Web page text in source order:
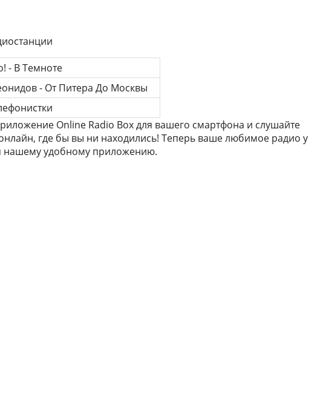
- В Темноте
- От Питера До Москвы
Online Radio Box для вашего смартфона и слушайте
где бы вы ни находились! Теперь ваше любимое радио у
нашему удобному приложению.